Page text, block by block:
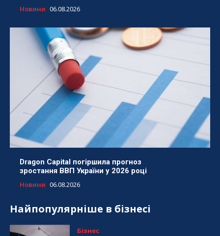
Новини 06.08.2026
Dragon Capital погіршила прогноз
зростання ВВП України у 2026 році
Новини 06.08.2026
Найпопулярніше в бізнесі
Бізнес